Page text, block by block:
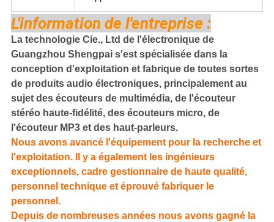
L'information de l'entreprise :
La technologie Cie., Ltd de l'électronique de
Guangzhou Shengpai s'est spécialisée dans la
conception d'exploitation et fabrique de toutes sortes
de produits audio électroniques, principalement au
sujet des écouteurs de multimédia, de l'écouteur
stéréo haute-fidélité, des écouteurs micro, de
l'écouteur MP3 et des haut-parleurs.
Nous avons avancé l'équipement pour la recherche et
l'exploitation. Il y a également les ingénieurs
exceptionnels, cadre gestionnaire de haute qualité,
personnel technique et éprouvé fabriquer le
personnel.
Depuis de nombreuses années nous avons gagné la